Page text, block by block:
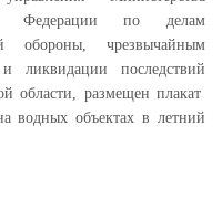
Федерации по делам
обороны, чрезвычайным
ликвидации последствий
области, размещен плакат
водных объектах в летний